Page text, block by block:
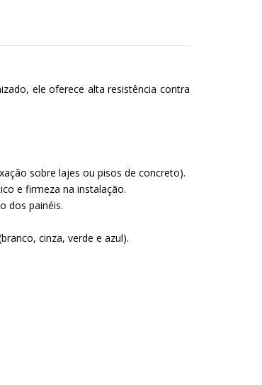
ele oferece alta resistência contra
sobre lajes ou pisos de concreto).
e firmeza na instalação.
dos painéis.
cinza, verde e azul).